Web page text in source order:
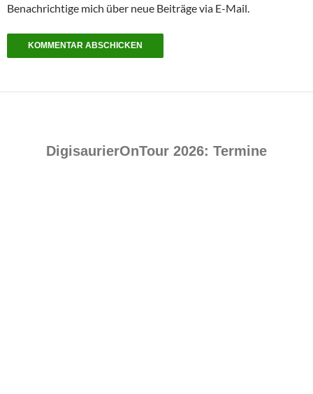
Benachrichtige mich über neue Beiträge via E-Mail.
DigisaurierOnTour 2026: Termine